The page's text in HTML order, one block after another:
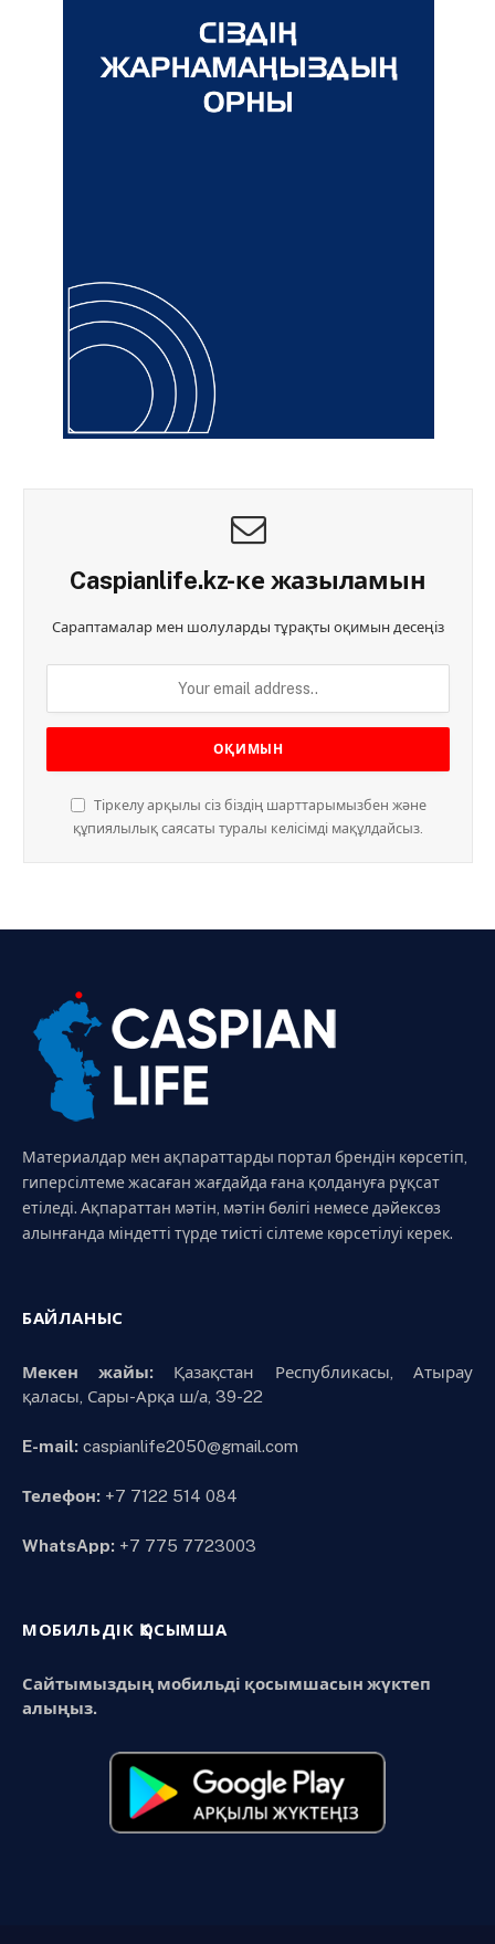
Caspianlife.kz-ке жазыламын
Сараптамалар мен шолуларды тұрақты оқимын десеңіз
Тіркелу арқылы сіз біздің шарттарымызбен және
құпиялылық саясаты туралы келісімді мақұлдайсыз.
Материалдар мен ақпараттарды портал брендін көрсетіп,
гиперсілтеме жасаған жағдайда ғана қолдануға рұқсат
етіледі. Ақпараттан мәтін, мәтін бөлігі немесе дәйексөз
алынғанда міндетті түрде тиісті сілтеме көрсетілуі керек.
БАЙЛАНЫС
Мекен жайы:Қазақстан Республикасы, Атырау
қаласы, Сары-Арқа ш/а, 39-22
E-mail: caspianlife2050@gmail.com
Телефон: +7 7122 514 084
WhatsApp: +7 775 7723003
МОБИЛЬДІК ҚОСЫМША
Сайтымыздың мобильді қосымшасын жүктеп
алыңыз.